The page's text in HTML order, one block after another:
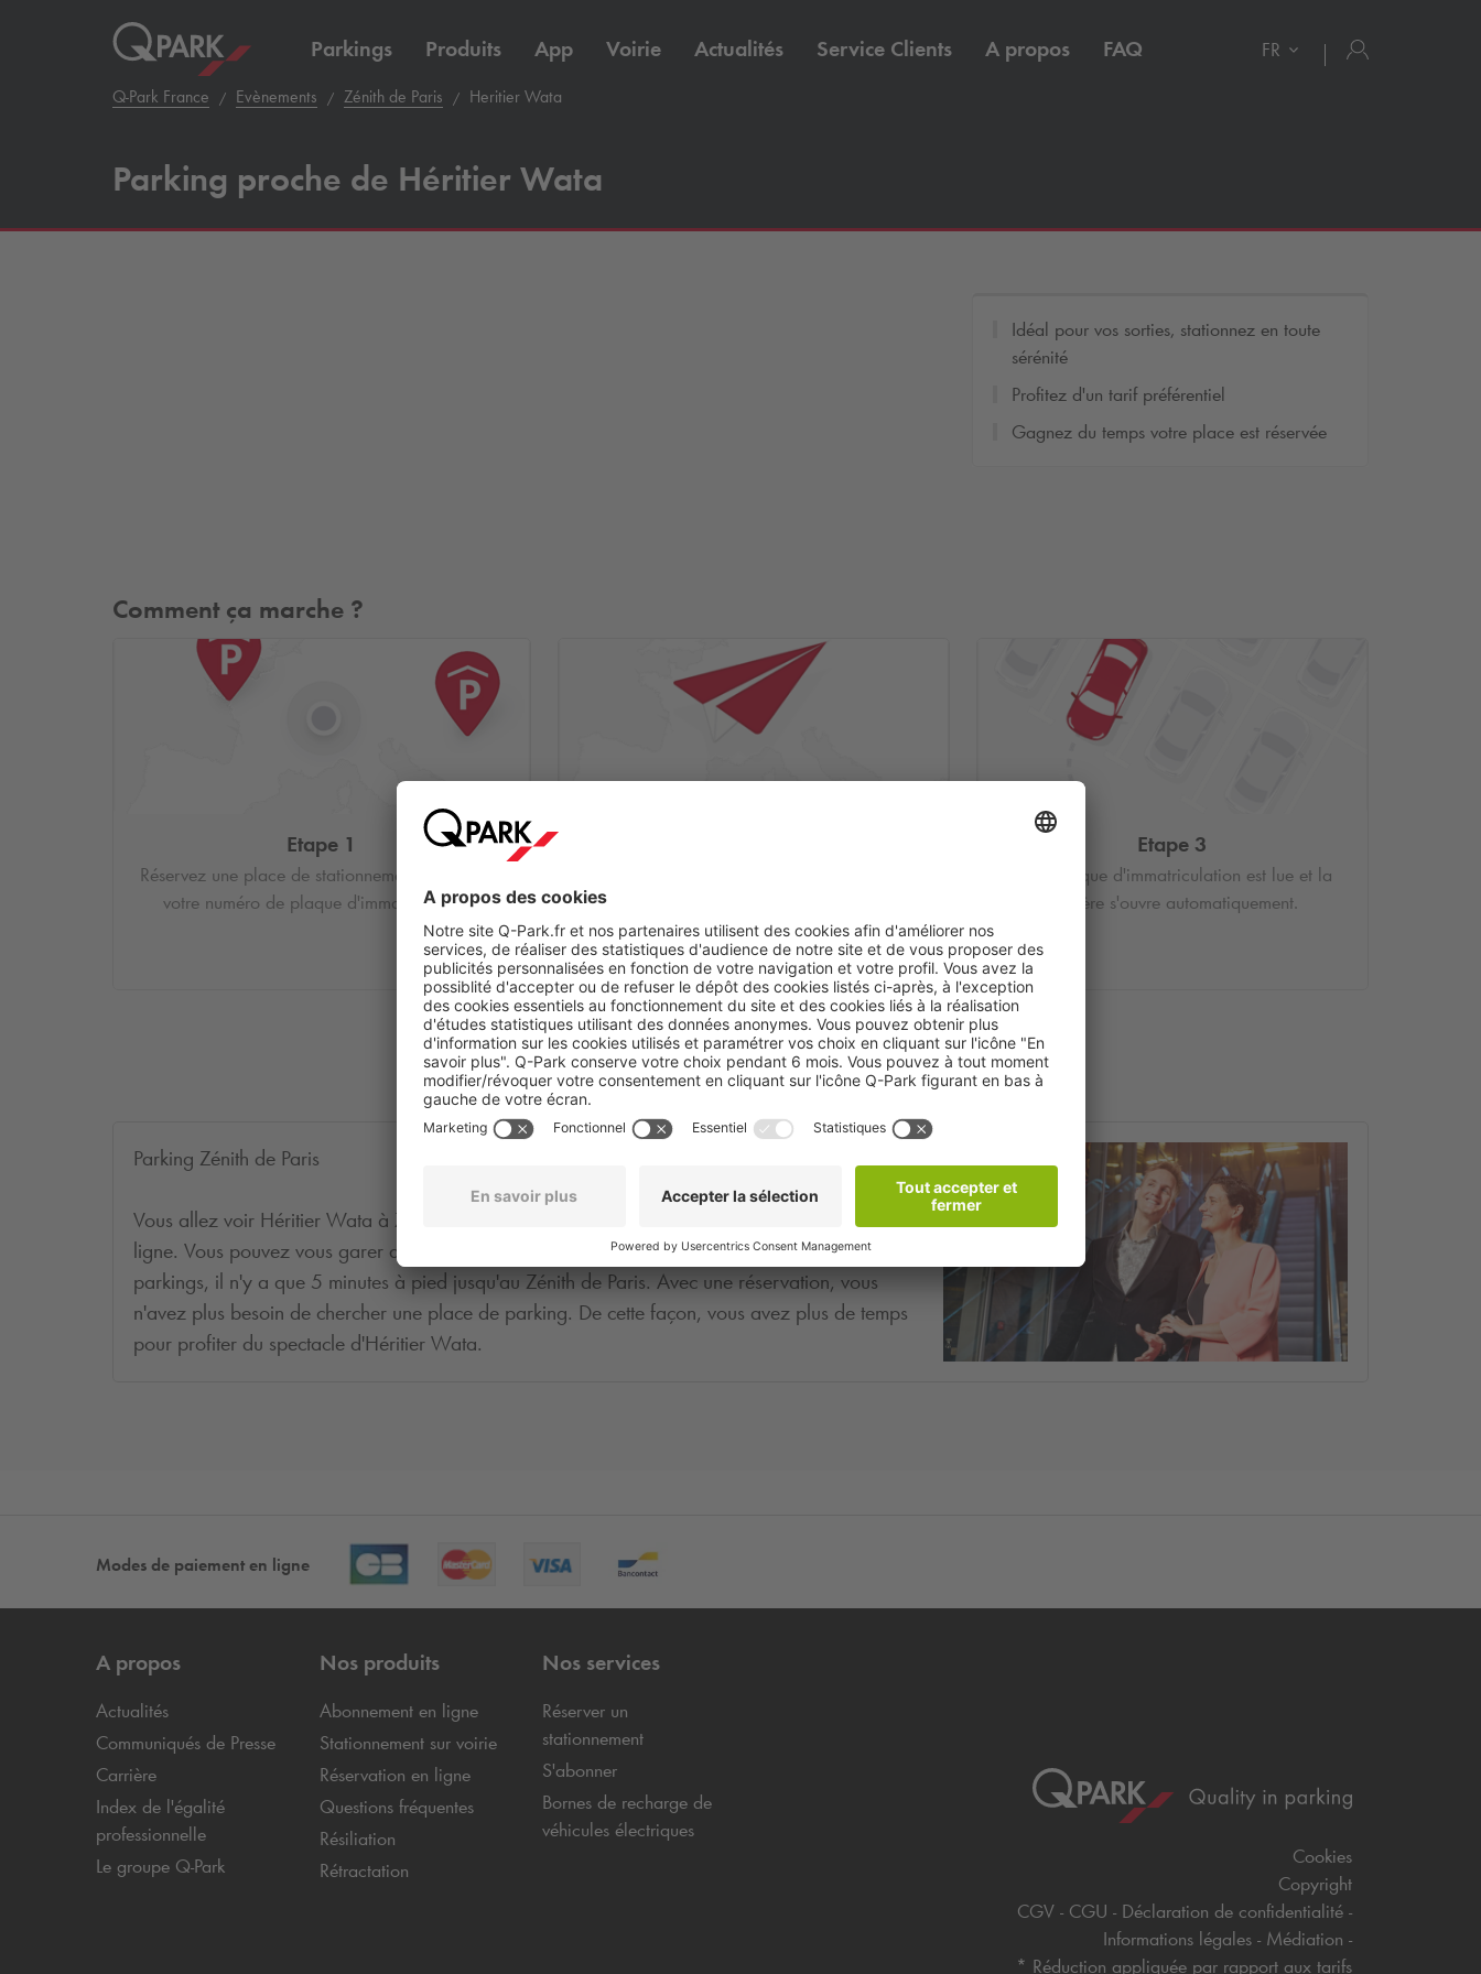
Parkings Produits App Voirie Actualités Service Clients A propos FAQ FR
Q-Park France Evènements Zénith de Paris Heritier Wata
Parking proche de Héritier Wata
Idéal pour vos sorties, stationnez en toute
sérénité
Profitez d'un tarif préférentiel
Gagnez du temps votre place est réservée
Comment ça marche ?
Etape 1
Réservez une place de stationnement et saisissez
votre numéro de plaque d'immatriculation.
Etape 3
Votre plaque d'immatriculation est lue et la
barrière s'ouvre automatiquement.
Parking Zénith de Paris
Vous allez voir Héritier Wata à Zénith de Paris ? Réservez facilement votre place de parking en
ligne. Vous pouvez vous garer au
Philharmonie ou auQ-ParkVillette Musique. De ces
parkings, il n'y a que 5 minutes à pied jusqu'au Zénith de Paris. Avec une réservation, vous
n'avez plus besoin de chercher une place de parking. De cette façon, vous avez plus de temps
pour profiter du spectacle d'Héritier Wata.
Modes de paiement en ligne
A propos
Actualités
Communiqués de Presse
Carrière
Index de l'égalité
professionnelle
Le groupe Q-Park
Nos produits
Abonnement en ligne
Stationnement sur voirie
Réservation en ligne
Questions fréquentes
Résiliation
Rétractation
Nos services
Réserver un
stationnement
S'abonner
Bornes de recharge de
véhicules électriques
Cookies
Copyright
CGV
CGU
Déclaration de confidentialité
Informations légales
Médiation
* Réduction appliquée par rapport aux tarifs